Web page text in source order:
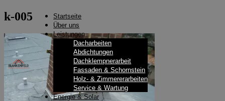
Startseite
Über uns
Leistungen
Dacharbeiten
Abdichtungen
Dachklempnerarbeit
Fassaden & Schornstein
Holz- & Zimmererarbeiten
Service & Wartung
Energie & Solar
k-005